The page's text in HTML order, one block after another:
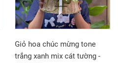
Giỏ hoa chúc mừng tone
trắng xanh mix cát tường -